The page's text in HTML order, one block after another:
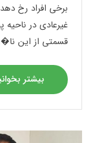
برخی افراد رخ
غیرعادی در
قسمتی از این
بیشتر